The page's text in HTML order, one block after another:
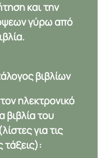
και την
γύρω από
βιβλίων
ηλεκτρονικό
βιβλία του
για τις
τάξεις):